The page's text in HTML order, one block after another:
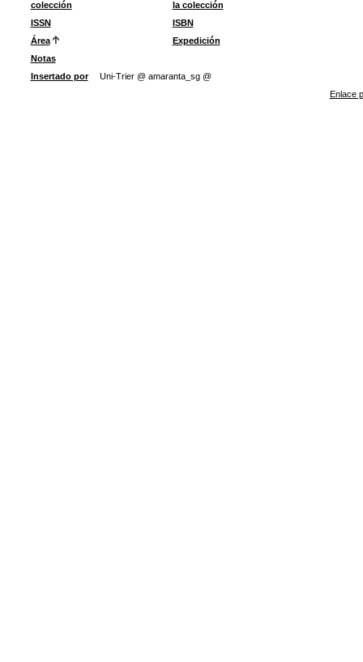
colección
la colección
ISSN
ISBN
Área
Expedición
Notas
Insertado por
Uni-Trier @ amaranta_sg @
Enlace